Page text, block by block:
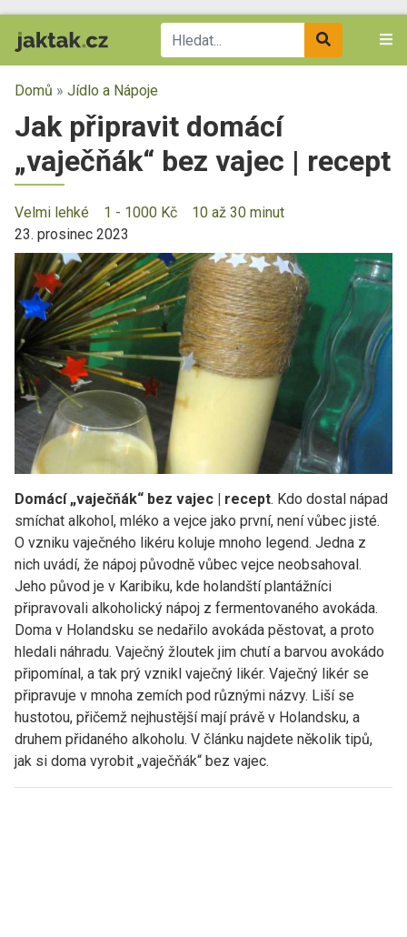
Domů » Jídlo a Nápoje
Jak připravit domácí
„vaječňák“ bez vajec | recept
Velmi lehké 1 - 1000 Kč
10 až 30 minut
23. prosinec 2023
Domácí „vaječňák“ bez vajec | recept. Kdo dostal nápad
smíchat alkohol, mléko a vejce jako první, není vůbec jisté.
O vzniku vaječného likéru koluje mnoho legend. Jedna z
nich uvádí, že nápoj původně vůbec vejce neobsahoval.
Jeho původ je v Karibiku, kde holandští plantážníci
připravovali alkoholický nápoj z fermentovaného avokáda.
Doma v Holandsku se nedařilo avokáda pěstovat, a proto
hledali náhradu. Vaječný žloutek jim chutí a barvou avokádo
připomínal, a tak prý vznikl vaječný likér. Vaječný likér se
připravuje v mnoha zemích pod různými názvy. Liší se
hustotou, přičemž nejhustější mají právě v Holandsku, a
druhem přidaného alkoholu. V článku najdete několik tipů,
jak si doma vyrobit „vaječňák“ bez vajec.